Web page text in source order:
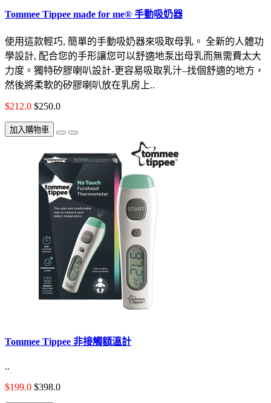
Tommee Tippee made for me® 手動吸奶器
使用這款輕巧, 簡單的手動吸奶器來吸取母乳。 全新的人體功
學設計, 配合您的手形讓您可以舒適地泵出母乳而無需費太大
力度。獨特矽膠喇叭設計-更容易吸取乳汁–找個舒適的地方，
然後將柔軟的矽膠喇叭放在乳房上..
$212.0 $250.0
加入購物車
Tommee Tippee 非接觸額溫計
..
$199.0 $398.0